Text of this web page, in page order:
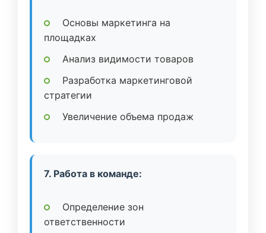
Основы маркетинга на
площадках
Анализ видимости товаров
Разработка маркетинговой
стратегии
Увеличение объема продаж
7. Работа в команде:
Определение зон
ответственности